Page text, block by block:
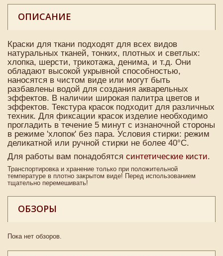
ОПИСАНИЕ
Краски для ткани подходят для всех видов
натуральных тканей, тонких, плотных и светлых:
хлопка, шерсти, трикотажа, денима, и т.д. Они
обладают высокой укрывной способностью,
наносятся в чистом виде или могут быть
разбавлены водой для создания акварельных
эффектов. В наличии широкая палитра цветов и
эффектов. Текстура красок подходит для различных
техник. Для фиксации красок изделие необходимо
прогладить в течение 5 минут с изнаночной стороны
в режиме 'хлопок' без пара. Условия стирки: режим
деликатной или ручной стирки не более 40°C.
Для работы вам понадобятся синтетические кисти.
Транспортировка и хранение только при положительной
температуре в плотно закрытом виде! Перед использованием
тщательно перемешивать!
ОБЗОРЫ
Пока нет обзоров.